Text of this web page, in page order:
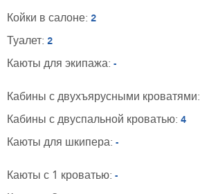
Койки в салоне: 2
Туалет: 2
Каюты для экипажа: -
Кабины с двухъярусными кроватями:
Кабины с двуспальной кроватью: 4
Каюты для шкипера: -
Каюты с 1 кроватью: -